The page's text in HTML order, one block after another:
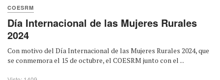
COESRM
Día Internacional de las Mujeres Rurales
2024
Con motivo del Día Internacional de las Mujeres Rurales 2024, que
se conmemora el 15 de octubre, el COESRM junto con el ...